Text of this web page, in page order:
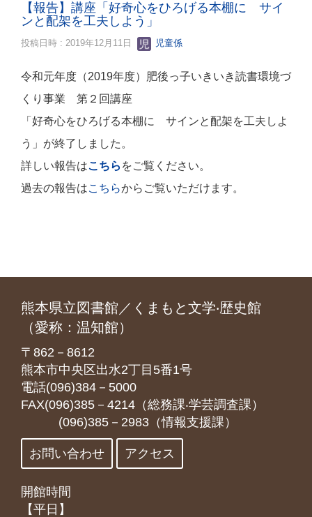
【報告】講座「好奇心をひろげる本棚に サイ
ンと配架を工夫しよう」
投稿日時 : 2019年12月11日 児童係
令和元年度（2019年度）肥後っ子いきいき読書環境づ
くり事業 第２回講座
「 好奇心をひろげる本棚に サインと配架を工夫しよ
う 」が終了しました。
詳しい報告はこちら をご覧ください。
過去の報告はこちらからご覧いただけます。
熊本県立図書館／くまもと文学‧歴史館
（愛称：温知館）
〒862－8612
熊本市中央区出水2丁目5番1号
電話(096)384－5000
FAX(096)385－4214（総務課‧学芸調査課）
(096)385－2983（情報支援課）
お問い合わせ アクセス
開館時間
【平日】